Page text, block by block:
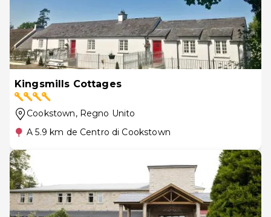
Kingsmills Cottages
Cookstown, Regno Unito
A 5.9 km de Centro di Cookstown